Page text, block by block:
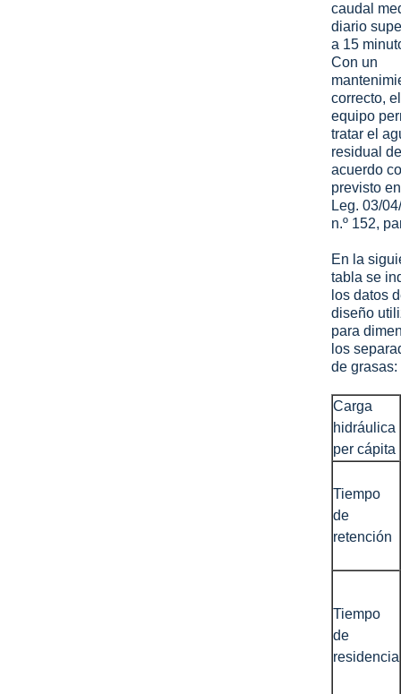
caudal
diario
a 15
Con un
correcto, el
equipo
tratar el
residual de
acuerdo
previsto
Leg. 03/
n.º 152,
En la
tabla se
los datos
diseño
para
los
de grasas:
Carga
hidráulica
per cápita
Tiempo
de
retención
Tiempo
de
residencia